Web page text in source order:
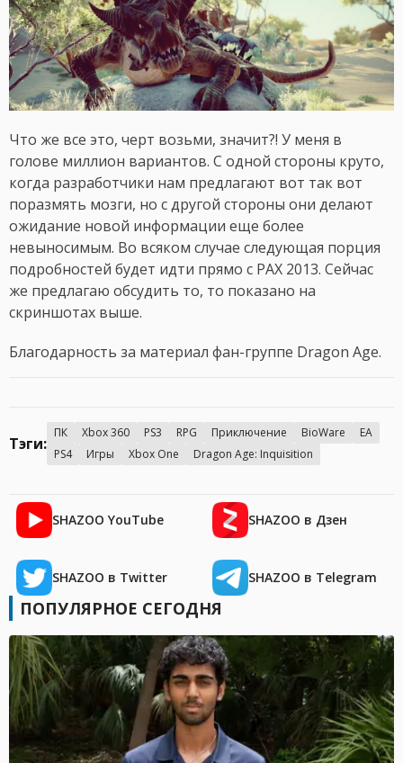
Что же все это, черт возьми, значит?! У меня в
голове миллион вариантов. С одной стороны круто,
когда разработчики нам предлагают вот так вот
поразмять мозги, но с другой стороны они делают
ожидание новой информации еще более
невыносимым. Во всяком случае следующая порция
подробностей будет идти прямо с PAX 2013. Сейчас
же предлагаю обсудить то, то показано на
скриншотах выше.
Благодарность за материал фан-группе Dragon Age.
Тэги:
ПК Xbox 360 PS3 RPG Приключение BioWare
EA
PS4
Игры Xbox One Dragon Age: Inquisition
SHAZOO YouTube SHAZOO в Дзен
SHAZOO в Twitter SHAZOO в Telegram
ПОПУЛЯРНОЕ СЕГОДНЯ